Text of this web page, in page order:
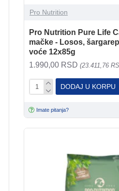
Pro Nutrition
Pro Nutrition Pure Life
mačke - Losos,
voće 12x85g
1.990,00 RSD (23.411,76
DODAJ U KORPU
Imate pitanja?